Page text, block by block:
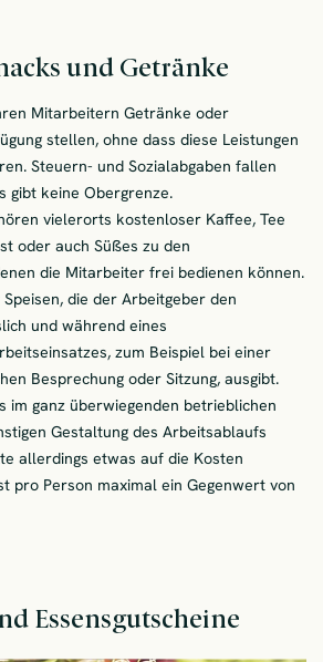
und Getränke
Mitarbeitern Getränke oder
stellen, ohne dass diese Leistungen
Steuern- und Sozialabgaben fallen
gibt keine Obergrenze.
vielerorts kostenloser Kaffee, Tee
oder auch Süßes zu den
die Mitarbeiter frei bedienen können.
die der Arbeitgeber den
und während eines
zum Beispiel bei einer
Besprechung oder Sitzung, ausgibt.
im ganz überwiegenden betrieblichen
Gestaltung des Arbeitsablaufs
allerdings etwas auf die Kosten
pro Person maximal ein Gegenwert von
Essensgutscheine